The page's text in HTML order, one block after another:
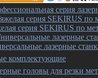
серия
серия SEKIRUS по
лазерные
комплектующие
головы для резки